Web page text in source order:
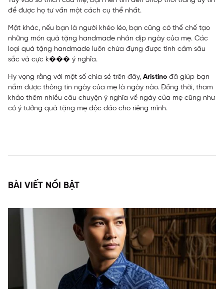
để được họ tư vấn một cách cụ thể nhất.
Mặt khác, nếu bạn là người khéo léo, bạn cũng có thể chế tạo
những món quà tặng handmade nhân dịp ngày của mẹ. Các
loại quà tặng handmade luôn chứa đựng được tình cảm sâu
sắc và cực k��� ý nghĩa.
Hy vọng rằng với một số chia sẻ trên đây, Aristino đã giúp bạn
nắm được thông tin ngày của mẹ là ngày nào. Đồng thời, tham
khảo thêm nhiều câu chuyện ý nghĩa về ngày của mẹ cũng như
có ý tưởng quà tặng mẹ độc đáo cho riêng mình.
BÀI VIẾT NỔI BẬT